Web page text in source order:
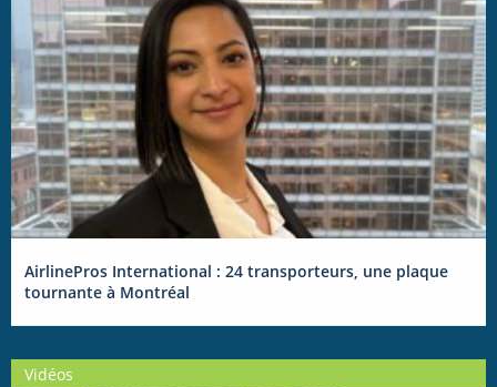
AirlinePros International : 24 transporteurs, une plaque
tournante à Montréal
Vidéos